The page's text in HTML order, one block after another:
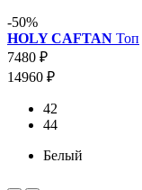
-50%
HOLY CAFTAN Топ
7480 ₽
14960 ₽
42
44
Белый